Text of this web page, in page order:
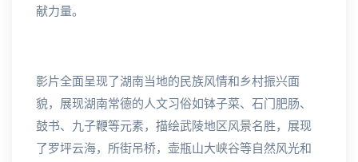
献力量。
影片全面呈现了湖南当地的民族风情和乡村振兴面
貌，展现湖南常德的人文习俗如钵子菜、石门肥肠、
鼓书、九子鞭等元素，描绘武陵地区风景名胜，展现
了罗坪云海，所街吊桥，壶瓶山大峡谷等自然风光和